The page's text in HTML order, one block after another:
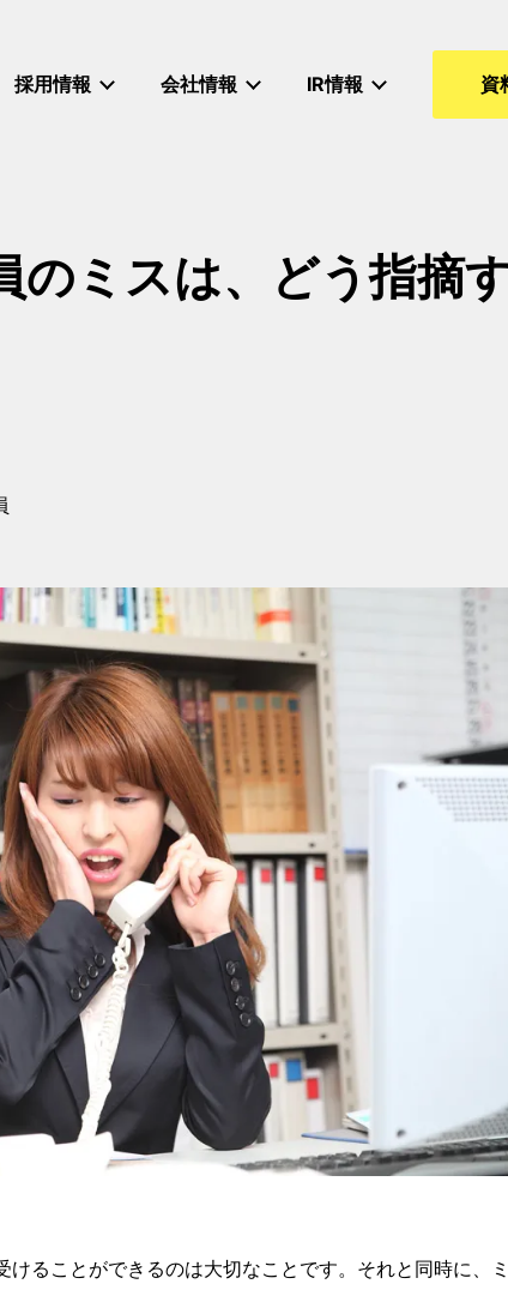
採用情報 会社情報 IR情報 資
のミスは、どう指摘
ることができるのは大切なことです。それと同時に、